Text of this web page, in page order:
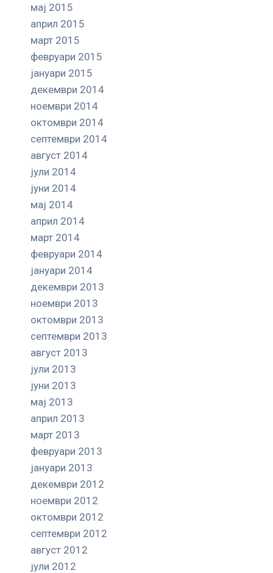
мај 2015
април 2015
март 2015
февруари 2015
јануари 2015
декември 2014
ноември 2014
октомври 2014
септември 2014
август 2014
јули 2014
јуни 2014
мај 2014
април 2014
март 2014
февруари 2014
јануари 2014
декември 2013
ноември 2013
октомври 2013
септември 2013
август 2013
јули 2013
јуни 2013
мај 2013
април 2013
март 2013
февруари 2013
јануари 2013
декември 2012
ноември 2012
октомври 2012
септември 2012
август 2012
јули 2012